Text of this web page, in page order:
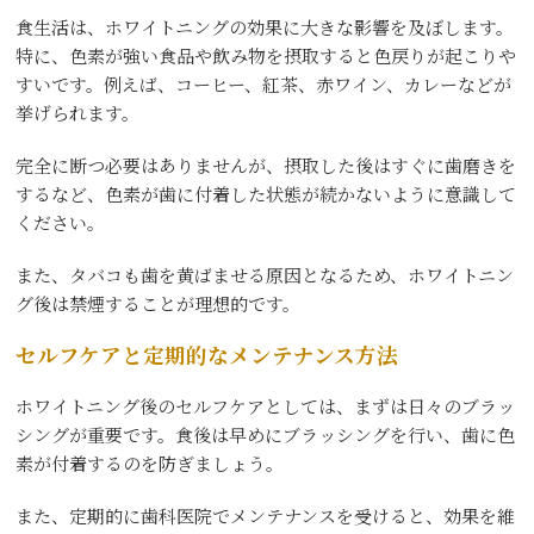
食生活は、ホワイトニングの効果に大きな影響を及ぼします。
特に、色素が強い食品や飲み物を摂取すると色戻りが起こりや
すいです。例えば、コーヒー、紅茶、赤ワイン、カレーなどが
挙げられます。
完全に断つ必要はありませんが、摂取した後はすぐに歯磨きを
するなど、色素が歯に付着した状態が続かないように意識して
ください。
また、タバコも歯を黄ばませる原因となるため、ホワイトニン
グ後は禁煙することが理想的です。
セルフケアと定期的なメンテナンス方法
ホワイトニング後のセルフケアとしては、まずは日々のブラッ
シングが重要です。食後は早めにブラッシングを行い、歯に色
素が付着するのを防ぎましょう。
また、定期的に歯科医院でメンテナンスを受けると、効果を維